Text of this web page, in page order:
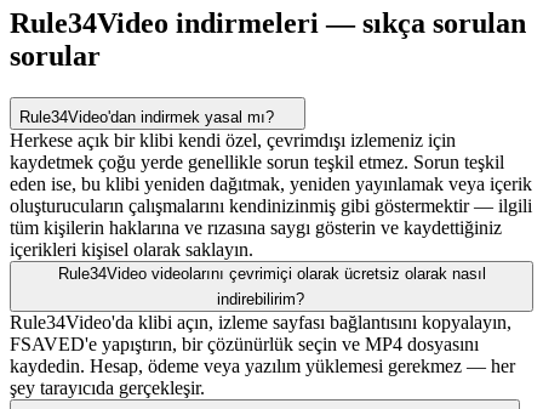
Rule34Video indirmeleri — sıkça sorulan
sorular
Rule34Video'dan indirmek yasal mı?
Herkese açık bir klibi kendi özel, çevrimdışı izlemeniz için
kaydetmek çoğu yerde genellikle sorun teşkil etmez. Sorun teşkil
eden ise, bu klibi yeniden dağıtmak, yeniden yayınlamak veya içerik
oluşturucuların çalışmalarını kendinizinmiş gibi göstermektir — ilgili
tüm kişilerin haklarına ve rızasına saygı gösterin ve kaydettiğiniz
içerikleri kişisel olarak saklayın.
Rule34Video videolarını çevrimiçi olarak ücretsiz olarak nasıl
indirebilirim?
Rule34Video'da klibi açın, izleme sayfası bağlantısını kopyalayın,
FSAVED'e yapıştırın, bir çözünürlük seçin ve MP4 dosyasını
kaydedin. Hesap, ödeme veya yazılım yüklemesi gerekmez — her
şey tarayıcıda gerçekleşir.